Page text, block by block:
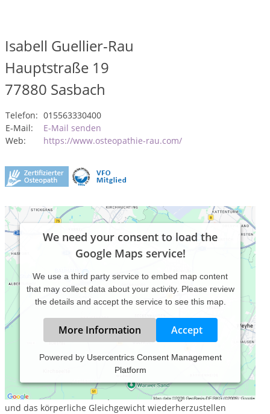
Isabell Guellier-Rau
Hauptstraße 19
77880 Sasbach
Telefon: 015563330400
E-Mail:
E-Mail senden
Web:
https://www.osteopathie-rau.com/
We need your consent to load the
Google Maps service!
We use a third party service to embed map content
that may collect data about your activity. Please review
the details and accept the service to see this map.
More Information Accept
Powered by Usercentrics Consent Management
Platform
Die Osteopathie ist eine ganzheitliche, manuelle
Therapieform, die Funktionsstörungen im Körper aufspürt
und behandelt. Ziel ist es, die Selbstheilungskräfte zu fördern
und das körperliche Gleichgewicht wiederherzustellen